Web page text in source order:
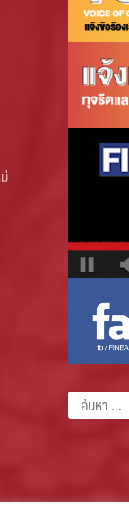
ค้นหา
สำหรับ: